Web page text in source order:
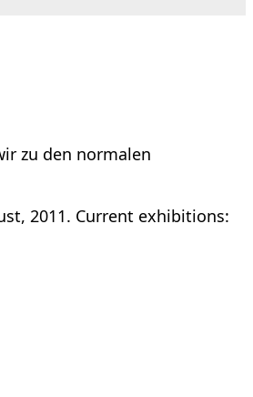
zu den normalen
2011. Current exhibitions: